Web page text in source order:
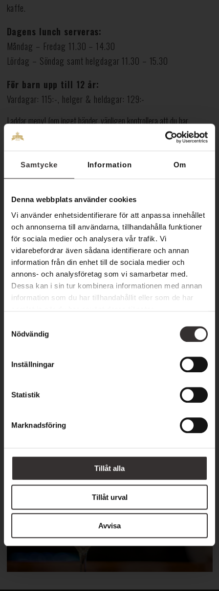
Samtycke Information Om
Denna webbplats använder cookies
Vi använder enhetsidentifierare för att anpassa innehållet
och annonserna till användarna, tillhandahålla funktioner
för sociala medier och analysera vår trafik. Vi
vidarebefordrar även sådana identifierare och annan
information från din enhet till de sociala medier och
annons- och analysföretag som vi samarbetar med.
Dessa kan i sin tur kombinera informationen med annan
information som du har tillhandahållit eller som de har
Nödvändig
Inställningar
Statistik
Marknadsföring
Tillåt alla
Tillåt urval
Avvisa
kaffe.
Dagens lunch serveras:
Måndag – Fredag 11.30 – 14.30
Lördag – Söndag samt helgdagar 11.30 – 15.30
För barn upp till 12 år:
Vardagar: 115:-, helger & heldagar: 129:-
Laddar meny! (om inget händer, vänligen kontrollera att du har
Javascript påslaget i din webbläsare)
BOKA BORD
Härliga smakupplevelser väntar på dig
EVENEMANG
Vår kalender